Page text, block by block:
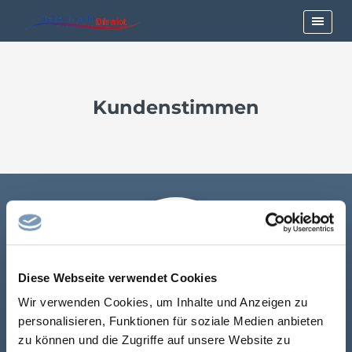
Diese Webseite verwendet Cookies
Wir verwenden Cookies, um Inhalte und Anzeigen zu
personalisieren, Funktionen für soziale Medien anbieten
zu können und die Zugriffe auf unsere Website zu
Kundenstimmen